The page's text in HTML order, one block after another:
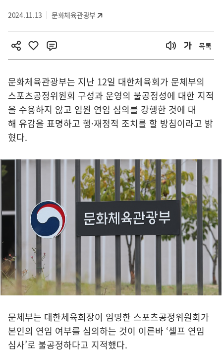
2024.11.13 문화체육관광부
목록
문화체육관광부는 지난 12일 대한체육회가 문체부의
스포츠공정위원회 구성과 운영의 불공정성에 대한 지적
을 수용하지 않고 임원 연임 심의를 강행한 것에 대
해 유감을 표명하고 행·재정적 조치를 할 방침이라고 밝
혔다.
문체부는 대한체육회장이 임명한 스포츠공정위원회가
본인의 연임 여부를 심의하는 것이 이른바 ‘셀프 연임
심사’로 불공정하다고 지적했다.